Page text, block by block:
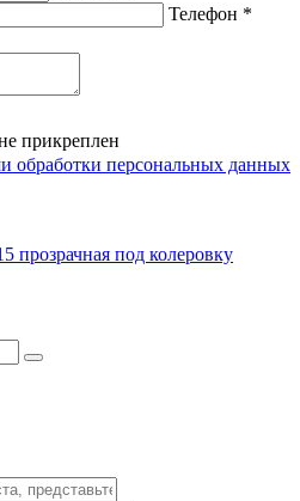
Телефон *
прикреплен
обработки персональных данных
под колеровку